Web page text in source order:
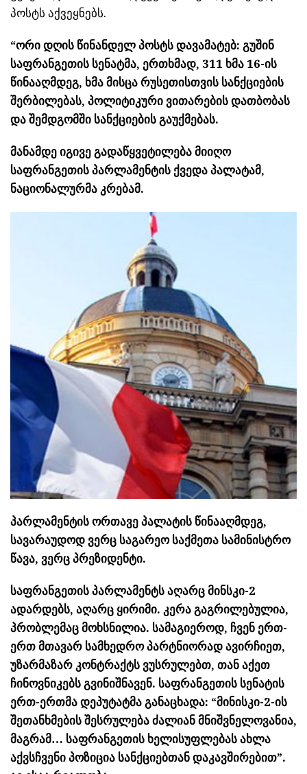
პოსტს აქვეყნებს.
“ორი დღის წინანდელ პოსტს დავამატებ: გუშინ
საფრანგეთის სენატმა, ერთხმად, 311 ხმა 16-ის
წინააღმდეგ, ხმა მისცა რუსეთისთვის სანქციების
შერბილებას, პოლიტიკური ვითარების დათბობას
და შემდგომში სანქციების გაუქმებას.
მანამდე იგივე გადაწყვეტილება მიიღო
საფრანგეთის პარლამენტის ქვედა პალატამ,
ნაციონალურმა კრებამ.
პარლამენტის ორთავე პალატის წინააღმდეგ,
სავარაუდოდ ვერც საგარეო საქმეთა სამინისტრო
წავა, ვერც პრეზიდენტი.
საფრანგეთის პარლამენტს აღარც მინსკი-2
ადარდებს, აღარც ყირიმი. კერა გაგრილებულია,
პრობლემაც მოხსნილია. სამაგიეროდ, ჩვენ ერთ-
ერთ მთავარ სამხედრო პარტნიორად ავირჩიეთ,
უზარმაზარ კონტრაქტს ვუსრულებთ, თან აქეთ
ჩინოვნიკებს გვინიშნავენ. საფრანგეთის სენატის
ერთ-ერთმა დეპუტატმა განაცხადა: “მინისკი-2-ის
შეთანხმების შესრულება ძალიან მნიშვნელოვანია,
მაგრამ… საფრანგეთის ხელისუფლებას ახლა
აქვსჩვენი პოზიცია სანქციებთან დაკავშირებით”.